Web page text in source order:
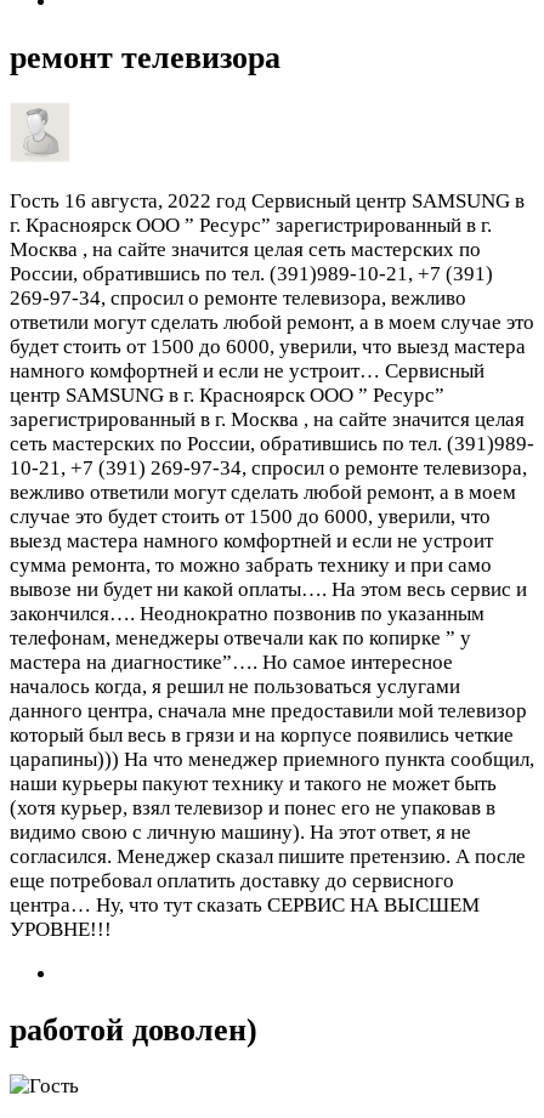
ремонт телевизора
Гость 16 августа, 2022 год Сервисный центр SAMSUNG в
г. Красноярск ООО ” Ресурс” зарегистрированный в г.
Москва , на сайте значится целая сеть мастерских по
России, обратившись по тел. (391)989-10-21, +7 (391)
269-97-34, спросил о ремонте телевизора, вежливо
ответили могут сделать любой ремонт, а в моем случае это
будет стоить от 1500 до 6000, уверили, что выезд мастера
намного комфортней и если не устроит… Сервисный
центр SAMSUNG в г. Красноярск ООО ” Ресурс”
зарегистрированный в г. Москва , на сайте значится целая
сеть мастерских по России, обратившись по тел. (391)989-
10-21, +7 (391) 269-97-34, спросил о ремонте телевизора,
вежливо ответили могут сделать любой ремонт, а в моем
случае это будет стоить от 1500 до 6000, уверили, что
выезд мастера намного комфортней и если не устроит
сумма ремонта, то можно забрать технику и при само
вывозе ни будет ни какой оплаты…. На этом весь сервис и
закончился…. Неоднократно позвонив по указанным
телефонам, менеджеры отвечали как по копирке ” у
мастера на диагностике”…. Но самое интересное
началось когда, я решил не пользоваться услугами
данного центра, сначала мне предоставили мой телевизор
который был весь в грязи и на корпусе появились четкие
царапины))) На что менеджер приемного пункта сообщил,
наши курьеры пакуют технику и такого не может быть
(хотя курьер, взял телевизор и понес его не упаковав в
видимо свою с личную машину). На этот ответ, я не
согласился. Менеджер сказал пишите претензию. А после
еще потребовал оплатить доставку до сервисного
центра… Ну, что тут сказать СЕРВИС НА ВЫСШЕМ
УРОВНЕ!!!
работой доволен)